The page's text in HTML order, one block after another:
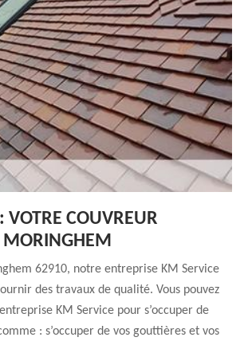
VOTRE COUVREUR
MORINGHEM
62910, notre entreprise KM Service
des travaux de qualité. Vous pouvez
KM Service pour s’occuper de
: s’occuper de vos gouttières et vos